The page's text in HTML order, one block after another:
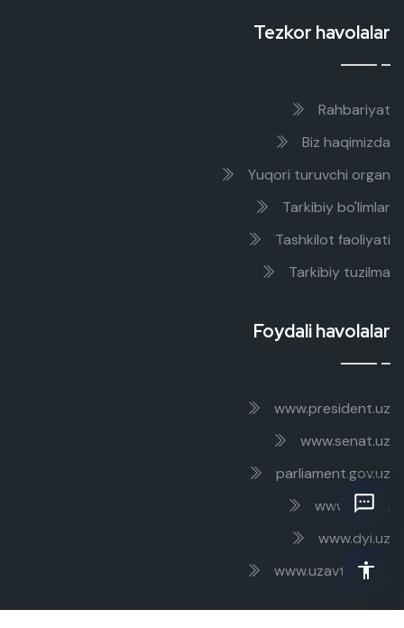
Tezkor havolalar
Rahbariyat
Biz haqimizda
Yuqori turuvchi organ
Tarkibiy bo'limlar
Tashkilot faoliyati
Tarkibiy tuzilma
Foydali havolalar
www.president.uz
www.senat.uz
parliament.gov.uz
www.gov.uz
www.dyi.uz
www.uzavtoyul.uz